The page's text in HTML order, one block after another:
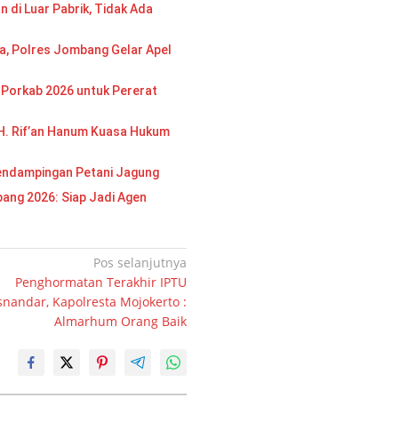
di Luar Pabrik, Tidak Ada
Polres Jombang Gelar Apel
2026 untuk Pererat
Rif’an Hanum Kuasa Hukum
Petani Jagung
Agen
Pos selanjutnya
Penghormatan Terakhir IPTU
Kapolresta Mojokerto :
Almarhum Orang Baik